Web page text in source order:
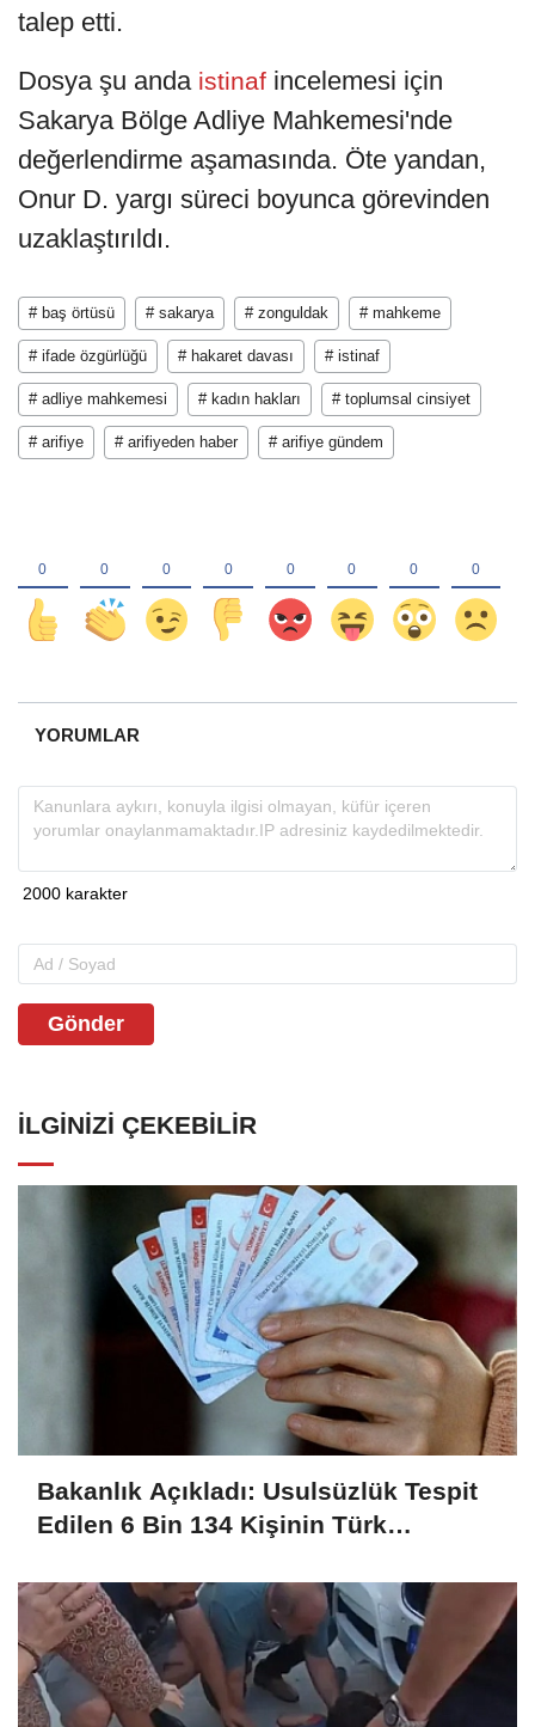
talep etti.
Dosya şu anda istinaf incelemesi için
Sakarya Bölge Adliye Mahkemesi'nde
değerlendirme aşamasında. Öte yandan,
Onur D. yargı süreci boyunca görevinden
uzaklaştırıldı.
# baş örtüsü # sakarya # zonguldak # mahkeme
# ifade özgürlüğü # hakaret davası # istinaf
# adliye mahkemesi # kadın hakları # toplumsal cinsiyet
# arifiye # arifiyeden haber # arifiye gündem
YORUMLAR
Gönder
İLGINIZI ÇEKEBILIR
Bakanlık Açıkladı: Usulsüzlük Tespit
Edilen 6 Bin 134 Kişinin Türk